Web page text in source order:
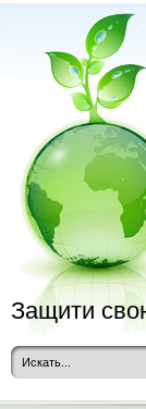
Защити